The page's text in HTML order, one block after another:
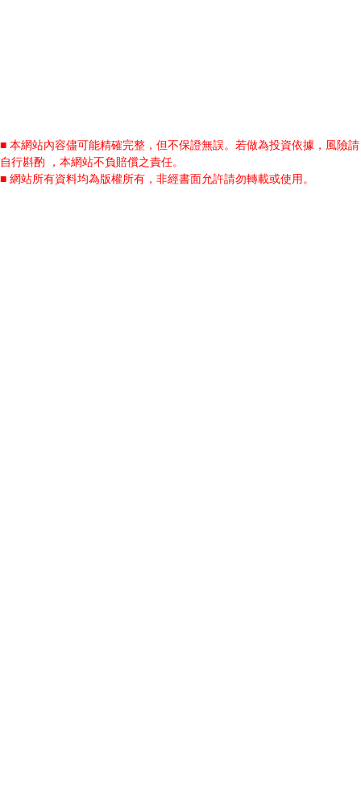
■ 本網站內容儘可能精確完整，但不保證無誤。若做為投資依據，風險請
自行斟酌 ，本網站不負賠償之責任。
■ 網站所有資料均為版權所有，非經書面允許請勿轉載或使用。